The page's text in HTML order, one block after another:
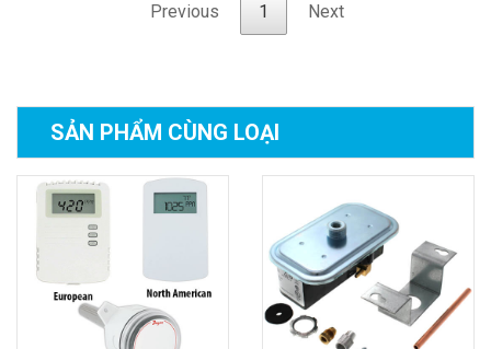
Previous 1 Next
SẢN PHẨM CÙNG LOẠI